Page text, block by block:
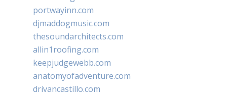
portwayinn.com
djmaddogmusic.com
thesoundarchitects.com
allin1roofing.com
keepjudgewebb.com
anatomyofadventure.com
drivancastillo.com